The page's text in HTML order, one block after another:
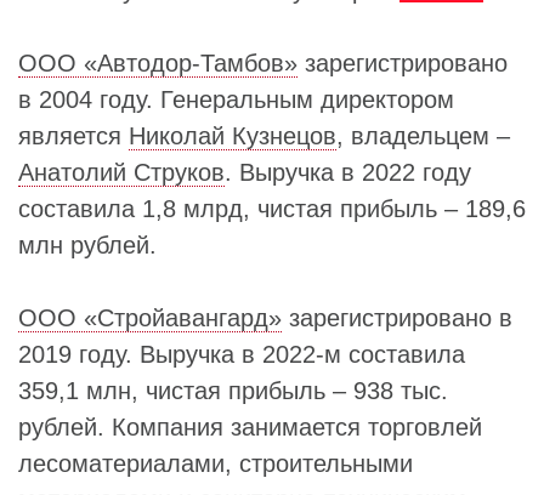
ООО «Автодор-Тамбов» зарегистрировано
в 2004 году. Генеральным директором
является Николай Кузнецов, владельцем –
Анатолий Струков. Выручка в 2022 году
составила 1,8 млрд, чистая прибыль – 189,6
млн рублей.
ООО «Стройавангард» зарегистрировано в
2019 году. Выручка в 2022-м составила
359,1 млн, чистая прибыль – 938 тыс.
рублей. Компания занимается торговлей
лесоматериалами, строительными